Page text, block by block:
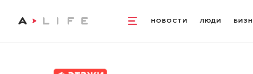
НОВОСТИ ЛЮДИ